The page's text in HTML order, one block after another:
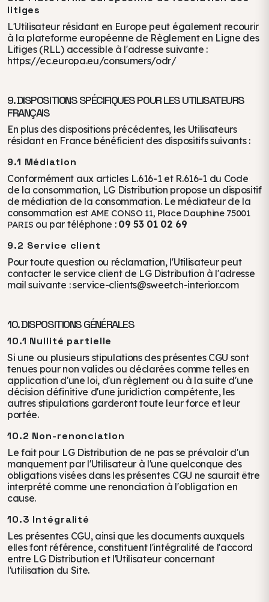
litiges
L'Utilisateur résidant en Europe peut également recourir
à la plateforme européenne de Règlement en Ligne des
Litiges (RLL) accessible à l'adresse suivante :
https://ec.europa.eu/consumers/odr/
9. DISPOSITIONS SPÉCIFIQUES POUR LES UTILISATEURS
FRANÇAIS
En plus des dispositions précédentes, les Utilisateurs
résidant en France bénéficient des dispositifs suivants :
9.1 Médiation
Conformément aux articles L.616-1 et R.616-1 du Code
de la consommation, LG Distribution propose un dispositif
de médiation de la consommation. Le médiateur de la
consommation est AME CONSO 11, Place Dauphine 75001
PARIS ou par téléphone : 09 53 01 02 69
9.2 Service client
Pour toute question ou réclamation, l'Utilisateur peut
contacter le service client de LG Distribution à l'adresse
mail suivante : service-clients@sweetch-interior.com
10. DISPOSITIONS GÉNÉRALES
10.1 Nullité partielle
Si une ou plusieurs stipulations des présentes CGU sont
tenues pour non valides ou déclarées comme telles en
application d'une loi, d'un règlement ou à la suite d'une
décision définitive d'une juridiction compétente, les
autres stipulations garderont toute leur force et leur
portée.
10.2 Non-renonciation
Le fait pour LG Distribution de ne pas se prévaloir d'un
manquement par l'Utilisateur à l'une quelconque des
obligations visées dans les présentes CGU ne saurait être
interprété comme une renonciation à l'obligation en
cause.
10.3 Intégralité
Les présentes CGU, ainsi que les documents auxquels
elles font référence, constituent l'intégralité de l'accord
entre LG Distribution et l'Utilisateur concernant
l'utilisation du Site.